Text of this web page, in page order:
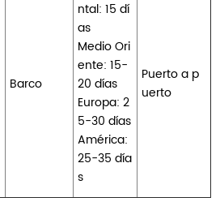
Barco
ntal: 15 dí
as
Medio Ori
ente: 15-
20 días
Europa: 2
5-30 días
América:
25-35 día
s
Puerto a p
uerto